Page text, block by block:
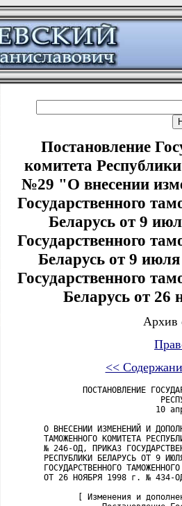
Постановление
комитета
№29 "О внесении
Государственного
Беларусь от 9
Государственного
Беларусь от 9
Государственного
Беларусь от 26
Архив
<<
ПОСТАНОВЛЕНИЕ ГОСУДАРСТВЕННОГО ТАМОЖЕННОГО КОМИТЕТА
                        РЕСПУБЛИКИ БЕЛАРУСЬ
                       10 апреля 2003 г. № 29

О ВНЕСЕНИИ ИЗМЕНЕНИЙ И ДОПОЛНЕНИЙ В ПРИКАЗ ГОСУДАРСТВЕННОГО
ТАМОЖЕННОГО КОМИТЕТА РЕСПУБЛИКИ БЕЛАРУСЬ ОТ 9 ИЮЛЯ 1998 г.
№ 246-ОД, ПРИКАЗ ГОСУДАРСТВЕННОГО ТАМОЖЕННОГО КОМИТЕТА
РЕСПУБЛИКИ БЕЛАРУСЬ ОТ 9 ИЮЛЯ 1998 г. № 249-ОД И В ПРИКАЗ
ГОСУДАРСТВЕННОГО ТАМОЖЕННОГО КОМИТЕТА РЕСПУБЛИКИ БЕЛАРУСЬ
ОТ 26 НОЯБРЯ 1998 г. № 434-ОД

       [ Изменения и дополнения:
            Постановление Государственного  таможенного  комитета от
         28 июня 2007  г.  №  67  (зарегистрировано  в  Национальном
         реестре - № 8/16902 от 02.08.2007 г.);
            Постановление  Государственного   таможенного   комитета 
         Республики Беларусь   от   31   января   2008   г.   №   11
         (зарегистрировано в  Национальном реестре  - №  8/18439  от
         21.03.2008 г.)]

     В  соответствии с главами 8 и 26 Таможенного кодекса Республики
Беларусь,  а  также  в  целях  дальнейшего совершенствования порядка
декларирования  товаров  и  работы  магазинов  беспошлинной торговли
Государственный    таможенный    комитет    Республики      Беларусь
постановляет:
     1. Внести    в  Положение  о  таможенном  документе   "Грузовая
таможенная   декларация",  утвержденное  приказом   Государственного
таможенного  комитета Республики Беларусь от 9 июля 1998 г. № 246-ОД
(Бюллетень  нормативно-правовой  информации,  1998  г.,  №  16,  18;
Национальный  реестр  правовых актов Республики Беларусь, 1999 г., №
12,  8/63;  №  45, 8/383; № 68, 8/618; 2000 г., № 11, 8/2444; № 116,
8/4444; 2001 г., № 2, 8/4644; № 21, 8/4957; № 87, 8/6927; 2002 г., №
49, 8/8012; № 121, 8/8693), следующие изменения и дополнения:
     1.1. в подпункте 2.34 пункта 2:
     слова  "Товарной номенклатурой внешнеэкономической деятельности
Содружества  Независимых  Государств  (далее - ТН ВЭД СНГ)" заменить
словами  "Товарной  номенклатурой  внешнеэкономической  деятельности
Республики Беларусь (далее - ТН ВЭД РБ)";
     после   части  первой  дополнить  подпункт  частью   следующего
содержания:
     "В  предусмотренных  законодательством  случаях  декларирование
товаров  одного  наименования,  но имеющих различные характеристики,
для  целей  тарифного  и  нетарифного регулирования производится под
различными  порядковыми  номерами  с применением формуляров грузовой
таможенной декларации форм ТД-2 (3).";
     части вторую, третью и четвертую считать соответственно частями
третьей, четвертой и пятой;
     1.2. по  тексту  Положения  аббревиатуру  "ТН ВЭД СНГ" заменить
аббревиатурой "ТН ВЭД РБ";
     1.3. часть третью подпункта 2.46 пункта 2 после слов "денежного
платежа,"  дополнить  словами  "либо  если  валюта  оценки ввозимого
товара отличается от валюты платежа,";
     1.4. абзац  второй  подпункта  2.58  после  слов  "в   качестве
таможенного  агента"  дополнить  словами  ",  и  номер  договора, на
основании  которого  таможенный  агент  оказывает заявителю услуги в
области таможенного дела";
     1.5. подпункт    3.4  пункта  3  дополнить  частью   следующего
содержания:
     "В  отношении  товаров,  находящихся на временном хранении либо
помещенных    под  таможенные  режимы  временного  ввоза   (вывоза),
таможенного  склада,  переработки  на  (вне)  таможенной территории,
переработки    под   таможенным  контролем,  магазина   беспошлинной
торговли, таможенная декларация формы ГТД может заполняться на любое
количество товара (часть партии).";
     1.6. в приложении 4 к Положению:
     1.6.1. Классификатор внешнеэкономических операций (0205):
     после позиции:

"131   Передача резидентом Республики Беларусь вывозимых
       и находящихся в его собственности товаров нерезиденту с целью
       их промышленной переработки за границей по договору подряда"

дополнить позицией:

"132   Передача резидентом Республики Беларусь вывозимых
       и находящихся в его владении товаров нерезиденту с целью их
       промышленной переработки за границей по договору подряда
       либо субподряда";

     после позиции:

"156   Передача резидентом Республики Беларусь вывозимых
       и произведенных им товаров нерезиденту по договору подряда,
       предусматривающему изготовление продукции полностью или
       частично из материалов заказчика, ввезенных в республику
       из государства - члена Таможенного союза и находящихся
       в собственности заказчика, в том случае, когда материалы
       подрядчика используются при производстве товаров, вывозимых
       в составе готовой продукции в таможенном режиме экспорта,
       и подлежат оплате заказчиком отдельно от услуг
       по переработке